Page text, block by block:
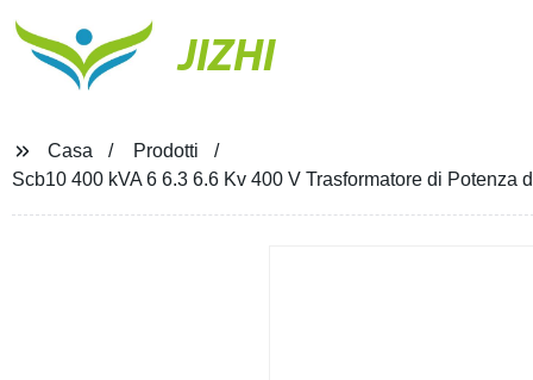
JIZHI
Casa
Prodotti
Scb10 400 kVA 6 6.3 6.6 Kv 400 V Trasformatore di